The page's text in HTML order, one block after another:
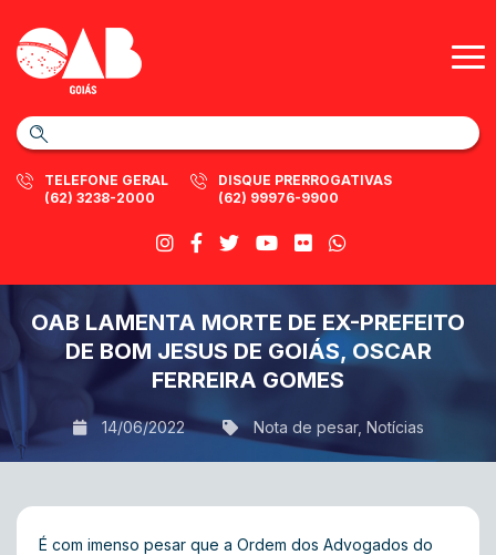
TELEFONE GERAL
(62) 3238-2000
DISQUE PRERROGATIVAS
(62) 99976-9900
OAB LAMENTA MORTE DE EX-PREFEITO
DE BOM JESUS DE GOIÁS, OSCAR
FERREIRA GOMES
14/06/2022 Nota de pesar, Notícias
É com imenso pesar que a Ordem dos Advogados do